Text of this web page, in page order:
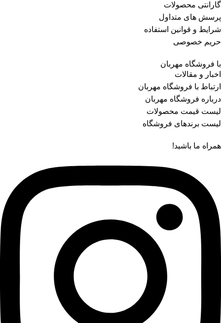
گارانتی محصولات
پرسش های متداول
شرایط و قوانین استفاده
حریم خصوصی
با فروشگاه مهربان
اخبار و مقالات
ارتباط با فروشگاه مهربان
درباره فروشگاه مهربان
لیست قیمت محصولات
لیست برندهای فروشگاه
همراه ما باشید!